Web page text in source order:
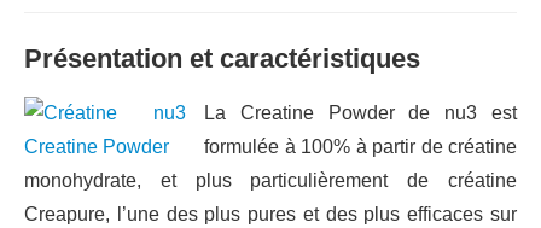
Présentation et caractéristiques
La Creatine Powder de nu3 est
formulée à 100% à partir de créatine
monohydrate, et plus particulièrement de créatine
Creapure, l’une des plus pures et des plus efficaces sur